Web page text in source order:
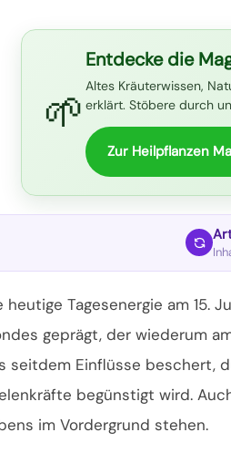
🌱
Entdecke die
Altes Kräuterwissen,
erklärt. Stöbere durch
Zur Heilpflanzen
heutige Tagesenergie am 15.
geprägt, der wiederum
seitdem Einflüsse beschert,
begünstigt wird.
im Vordergrund stehen.